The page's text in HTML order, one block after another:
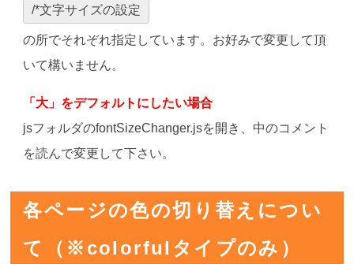
/*文字サイズの設定
の所でそれぞれ指定しています。お好みで変更して頂
いて構いません。
「大」をデフォルトにしたい場合
jsフォルダのfontSizeChanger.jsを開き、中のコメント
を読んで変更して下さい。
各ページの色の切り替えについ
て（※colorfulタイプのみ）